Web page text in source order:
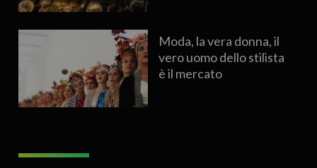
Moda, la vera donna, il
vero uomo dello stilista
è il mercato